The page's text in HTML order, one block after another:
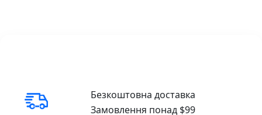
реальністю олівцевого експромту.
Безкоштовна доставка
Замовлення понад $99